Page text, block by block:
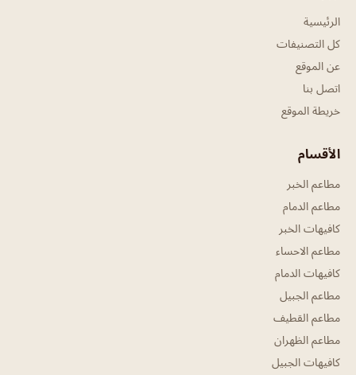
الرئيسية
كل التصنيفات
عن الموقع
اتصل بنا
خريطة الموقع
الأقسام
مطاعم الخبر
مطاعم الدمام
كافيهات الخبر
مطاعم الاحساء
كافيهات الدمام
مطاعم الجبيل
مطاعم القطيف
مطاعم الظهران
كافيهات الجبيل